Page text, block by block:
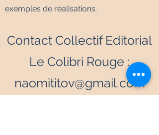
exemples de réalisations.
Contact Collectif Editorial
Le Colibri Rouge :
naomititov@gmail.com